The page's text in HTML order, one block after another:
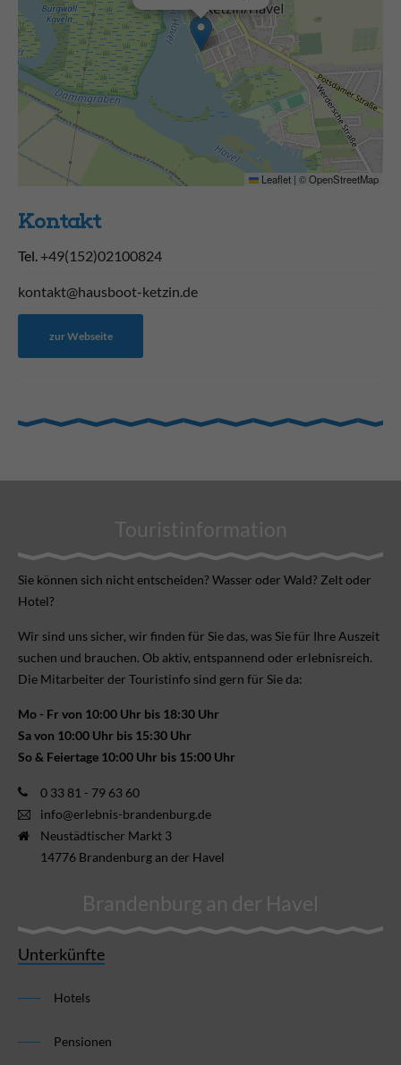
Leaflet | ©OpenStreetMap
Kontakt
Tel. +49(152)02100824
kontakt@hausboot-ketzin.de
zur Webseite
Touristinformation
Sie können sich nicht ent­scheiden? Wasser oder Wald? Zelt oder
Hotel?
Wir sind uns sicher, wir finden für Sie das, was Sie für Ihre Aus­zeit
suchen und brauchen. Ob aktiv, ent­spannend oder erlebnis­reich.
Die Mitarbeiter der Touristinfo sind gern für Sie da:
Mo - Fr von 10:00 Uhr bis 18:30 Uhr
Sa von 10:00 Uhr bis 15:30 Uhr
So & Feiertage 10:00 Uhr bis 15:00 Uhr
0 33 81 - 79 63 60
info@erlebnis-brandenburg.de
Neustädtischer Markt 3
14776 Brandenburg an der Havel
Brandenburg an der Havel
Unterkünfte
Hotels
Pensionen